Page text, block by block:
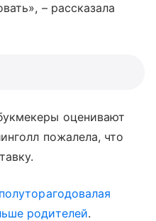
–рассказала
оценивают
пожалела, что
полуторагодовалая
родителей.